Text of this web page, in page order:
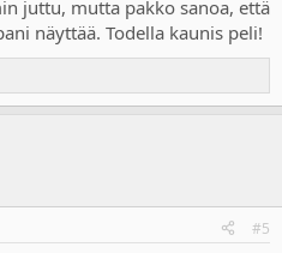
juttu, mutta pakko sanoa, että
näyttää. Todella kaunis peli!
#5